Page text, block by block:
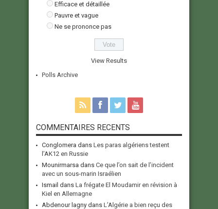
Efficace et détaillée
Pauvre et vague
Ne se prononce pas
View Results
Polls Archive
COMMENTAIRES RECENTS
Conglomera dans Les paras algériens testent
l’AK12 en Russie
Mounirmarsa dans Ce que l’on sait de l’incident
avec un sous-marin Israélien
Ismail dans La frégate El Moudamir en révision à
Kiel en Allemagne
Abdenour lagny dans L’Algérie a bien reçu des